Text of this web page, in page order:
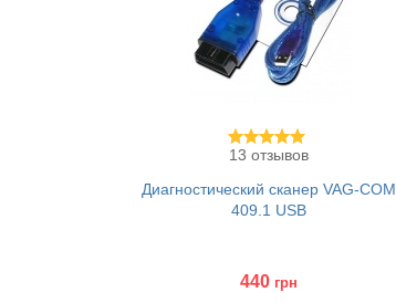
13 отзывов
Диагностический сканер VAG-COM
409.1 USB
440 грн